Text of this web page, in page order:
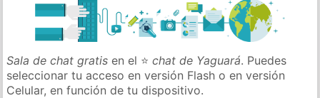
Sala de chat gratis en el ⭐chat de Yaguará. Puedes
seleccionar tu acceso en versión Flash o en versión
Celular, en función de tu dispositivo.